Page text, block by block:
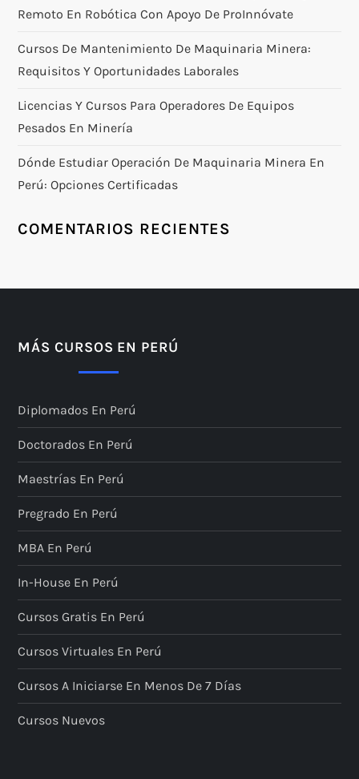
Remoto En Robótica Con Apoyo De ProInnóvate
Cursos De Mantenimiento De Maquinaria Minera:
Requisitos Y Oportunidades Laborales
Licencias Y Cursos Para Operadores De Equipos
Pesados En Minería
Dónde Estudiar Operación De Maquinaria Minera En
Perú: Opciones Certificadas
COMENTARIOS RECIENTES
MÁS CURSOS EN PERÚ
Diplomados En Perú
Doctorados En Perú
Maestrías En Perú
Pregrado En Perú
MBA En Perú
In-House En Perú
Cursos Gratis En Perú
Cursos Virtuales En Perú
Cursos A Iniciarse En Menos De 7 Días
Cursos Nuevos